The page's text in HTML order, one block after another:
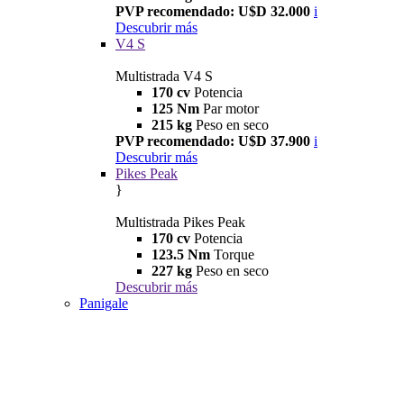
PVP recomendado: U$D 32.000 i
Descubrir más
V4 S
Multistrada V4 S
170 cv Potencia
125 Nm Par motor
215 kg Peso en seco
PVP recomendado: U$D 37.900 i
Descubrir más
Pikes Peak
}
Multistrada Pikes Peak
170 cv Potencia
123.5 Nm Torque
227 kg Peso en seco
Descubrir más
Panigale